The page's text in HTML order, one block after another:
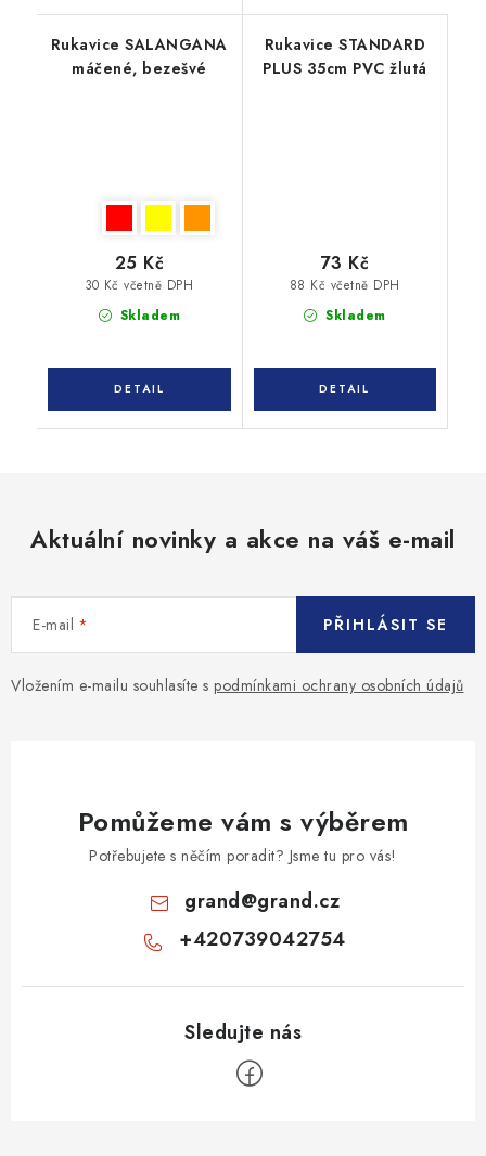
Rukavice SALANGANA
máčené, bezešvé
Skladem
30 Kč včetně DPH
25 Kč
Rukavice STANDARD
PLUS 35cm PVC žlutá
Skladem
88 Kč včetně DPH
73 Kč
Aktuální novinky a akce na váš e-mail
E-mail
Vložením e-mailu souhlasíte s podmínkami ochrany osobních údajů
PŘIHLÁSIT SE
Pomůžeme vám s výběrem
Potřebujete s něčím poradit? Jsme tu pro vás!
grand@grand.cz
+420739042754